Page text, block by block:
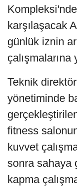
karşılaşacak
günlük iznin
çalışmalarına
Teknik
yönetiminde
fitness
kuvvet
sonra sahaya
kapma